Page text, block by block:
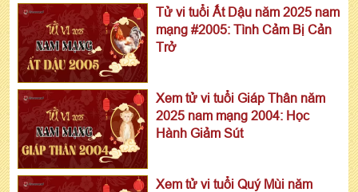
Tử vi tuổi Ất Dậu năm 2025 nam
mạng #2005: Tình Cảm Bị Cản
Trở
Xem tử vi tuổi Giáp Thân năm
2025 nam mạng 2004: Học
Hành Giảm Sút
Xem tử vi tuổi Quý Mùi năm